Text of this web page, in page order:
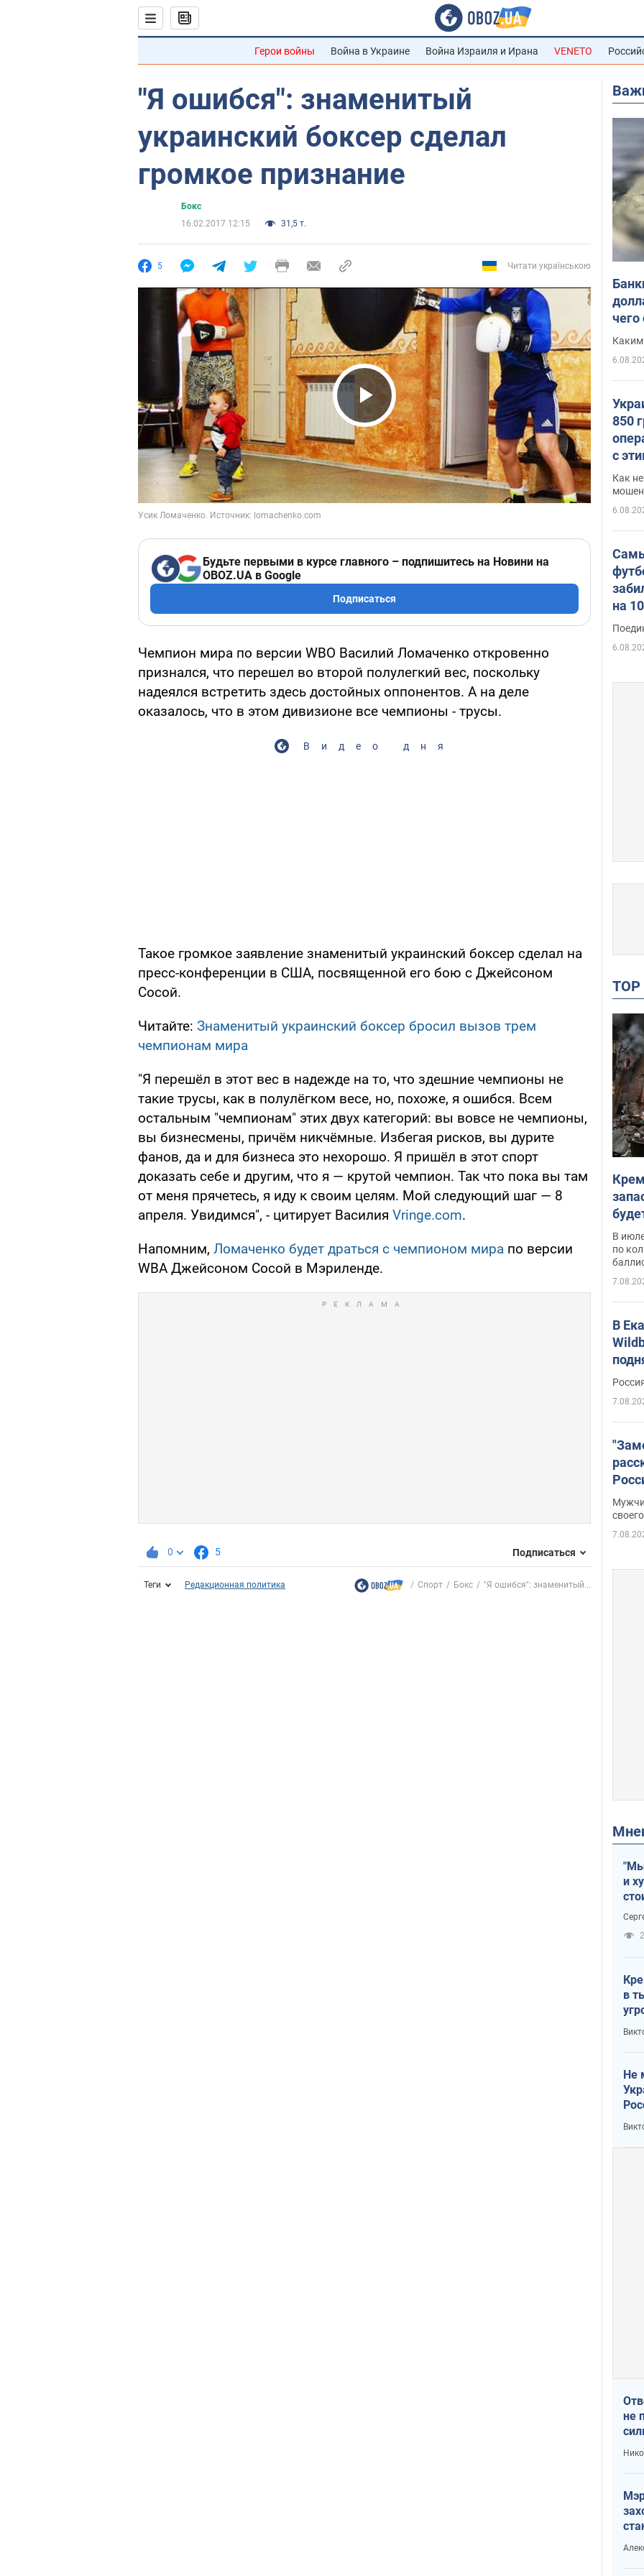
Герои войны Война в Украине Война Израиля и Ирана VENETO
"Я ошибся": знаменитый
украинский боксер сделал
громкое признание
Бокс
16.02.2017 12:15
31,5 т.
5 Читати українською
Play Video
Будьте первыми в курсе главного – подпишитесь на Новини на
OBOZ.UA в Google
Подписаться
Чемпион мира по версии WBO Василий Ломаченко откровенно
признался, что перешел во второй полулегкий вес, поскольку
надеялся встретить здесь достойных оппонентов. А на деле
оказалось, что в этом дивизионе все чемпионы - трусы.
Видео дня
Такое громкое заявление знаменитый украинский боксер сделал на
пресс-конференции в США, посвященной его бою с Джейсоном
Сосой.
Читайте: Знаменитый украинский боксер бросил вызов трем
чемпионам мира
"Я перешёл в этот вес в надежде на то, что здешние чемпионы не
такие трусы, как в полулёгком весе, но, похоже, я ошибся. Всем
остальным "чемпионам" этих двух категорий: вы вовсе не чемпионы,
вы бизнесмены, причём никчёмные. Избегая рисков, вы дурите
фанов, да и для бизнеса это нехорошо. Я пришёл в этот спорт
доказать себе и другим, что я — крутой чемпион. Так что пока вы там
от меня прячетесь, я иду к своим целям. Мой следующий шаг — 8
апреля. Увидимся", - цитирует Василия Vringe.com.
Напомним, Ломаченко будет драться с чемпионом мира по версии
WBA Джейсоном Сосой в Мэриленде.
0 5 Подписаться
Теги Редакционная политика Спорт Бокс "Я ошибся": знаменитый...
Каким
850
с
Как
на
В
по
В
Фото
и
в
Не
не
и